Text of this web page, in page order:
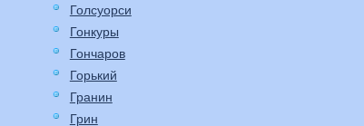
Голсуорси
Гонкуры
Гончаров
Горький
Гранин
Грин